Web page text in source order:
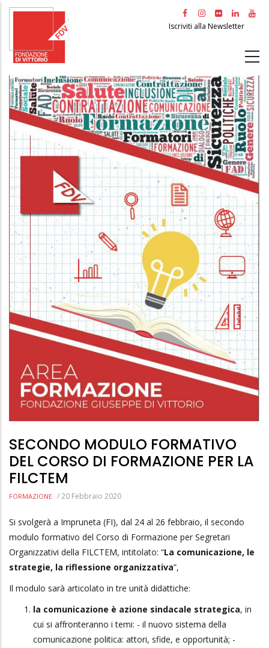
Salta
principale
Iscriviti alla Newsletter
SECONDO MODULO FORMATIVO
DEL CORSO DI FORMAZIONE PER LA
FILCTEM
FORMAZIONE /20 Febbraio 2020
Si svolgerà a Impruneta (FI), dal 24 al 26 febbraio, il secondo
modulo formativo del Corso di Formazione per Segretari
Organizzativi della FILCTEM, intitolato: “La comunicazione, le
strategie, la riflessione organizzativa”,
Il modulo sarà articolato in tre unità didattiche:
la comunicazione è azione sindacale strategica, in
cui si affronteranno i temi: - il nuovo sistema della
comunicazione politica: attori, sfide, e opportunità; -